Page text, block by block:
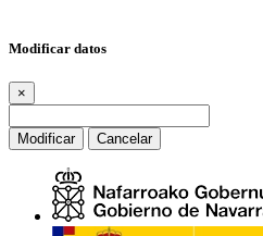
Modificar datos
×
Modificar Cancelar